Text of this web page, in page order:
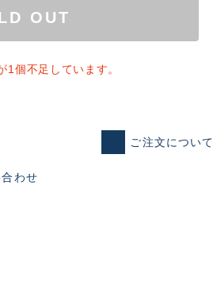
れた未使用
OUT
1個不足しています。
ご注文について
わせ